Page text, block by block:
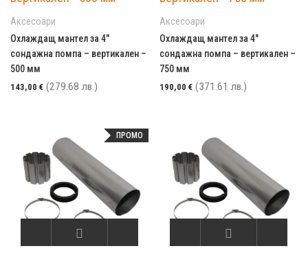
Аксесоари
Охлаждащ мантел за 4″
сондажна помпа – вертикален –
500 мм
143,00 € (279.68 лв.)
Аксесоари
Охлаждащ мантел за 4″
сондажна помпа – вертикален –
750 мм
190,00€ (371.61 лв.)
ПРОМО